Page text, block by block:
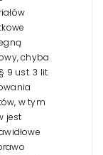
chyba
9 ust. 3 lit.
w tym
jest